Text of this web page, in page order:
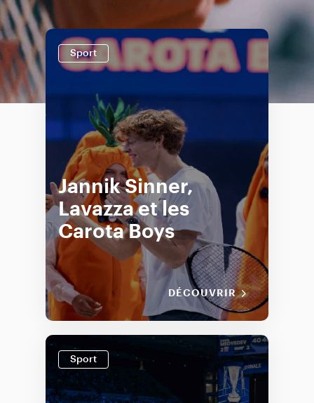
Sport
Jannik Sinner,
Lavazza et les
Carota Boys
DÉCOUVRIR
Sport